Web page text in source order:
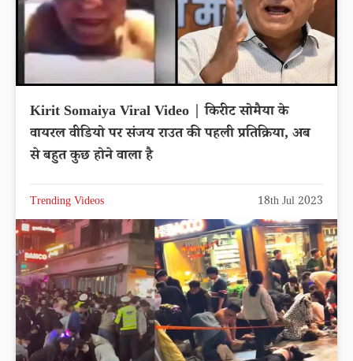
Kirit Somaiya Viral Video | किरीट सोमैया के
वायरल वीडियो पर संजय राउत की पहली प्रतिक्रिया, अब
से बहुत कुछ होने वाला है
Trending Videos 18th Jul 2023